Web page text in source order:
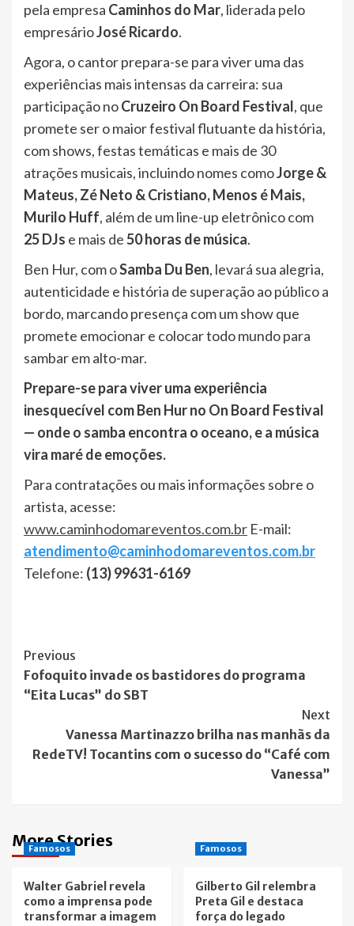
pela empresa Caminhos do Mar, liderada pelo
empresárioJosé Ricardo.
Agora, o cantor prepara-se para viver uma das
experiências mais intensas da carreira: sua
participação noCruzeiro On Board Festival, que
promete ser o maior festival flutuante da história,
com shows, festas temáticas e mais de 30
atrações musicais, incluindo nomes comoJorge &
Mateus, Zé Neto & Cristiano, Menos é Mais,
Murilo Huff, além de um line-up eletrônico com
25 DJs e mais de50 horas de música.
Ben Hur, com oSamba Du Ben, levará sua alegria,
autenticidade e história de superação ao público a
bordo, marcando presença com um show que
promete emocionar e colocar todo mundo para
sambar em alto-mar.
Prepare-se para viver uma experiência
inesquecível com Ben Hur no On Board Festival
— onde o samba encontra o oceano, e a música
vira maré de emoções.
Para contratações ou mais informações sobre o
artista, acesse:
www.caminhodomareventos.com.br E-mail:
atendimento@caminhodomareventos.com.br
Telefone: (13) 99631-6169
Post
Navigation
Previous
Fofoquito invade os bastidores do programa
“Eita Lucas” do SBT
Next
Vanessa Martinazzo brilha nas manhãs da
RedeTV! Tocantins com o sucesso do “Café com
Vanessa”
More Stories
Famosos
Walter Gabriel revela
como a imprensa pode
transformar a imagem
Famosos
Gilberto Gil relembra
Preta Gil e destaca
força do legado